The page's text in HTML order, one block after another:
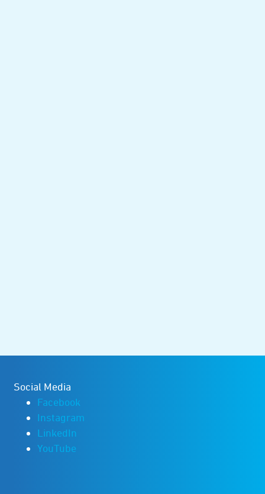
Social Media
Facebook
Instagram
LinkedIn
YouTube